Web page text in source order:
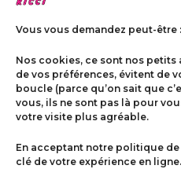
Vous vous demandez peut-être
Nos cookies, ce sont nos petits
de vos préférences, évitent de
boucle (parce qu’on sait que
vous, ils ne sont pas là pour
votre visite plus agréable.
En acceptant notre politique
clé de votre expérience en